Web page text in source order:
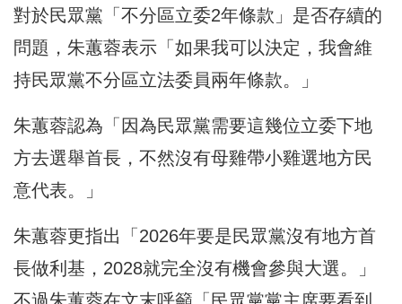
對於民眾黨「不分區立委2年條款」是否存續的
問題，朱蕙蓉表示「如果我可以決定，我會維
持民眾黨不分區立法委員兩年條款。」
朱蕙蓉認為「因為民眾黨需要這幾位立委下地
方去選舉首長，不然沒有母雞帶小雞選地方民
意代表。」
朱蕙蓉更指出「2026年要是民眾黨沒有地方首
長做利基，2028就完全沒有機會參與大選。」